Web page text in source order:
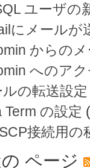
ユーザの
にメールが
からの
へのア
ルの転送設定
Term の設定
接続用の
ページ